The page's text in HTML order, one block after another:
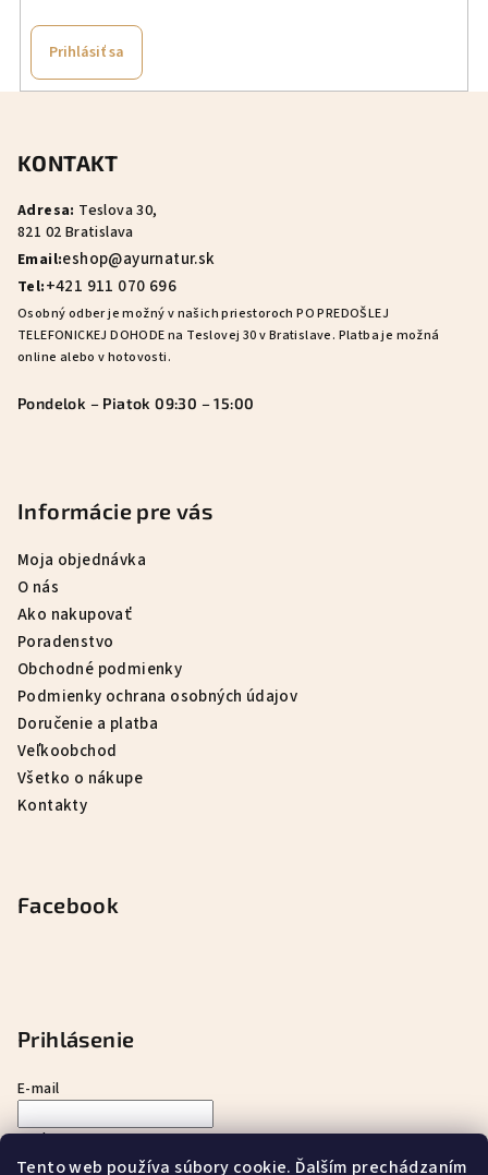
Tento web používa súbory cookie. Ďalším prechádzaním
Prihlásiť sa
KONTAKT
Adresa: Teslova 30,
821 02 Bratislava
Email:eshop@ayurnatur.sk
Tel:+421 911 070 696
Osobný odber je možný v našich priestoroch PO PREDOŠLEJ
TELEFONICKEJ DOHODE na Teslovej 30 v Bratislave. Platba je možná
online alebo v hotovosti.
Pondelok – Piatok 09:30 – 15:00
Informácie pre vás
Moja objednávka
O nás
Ako nakupovať
Poradenstvo
Obchodné podmienky
Podmienky ochrana osobných údajov
Doručenie a platba
Veľkoobchod
Všetko o nákupe
Kontakty
Facebook
Prihlásenie
E-mail
Heslo